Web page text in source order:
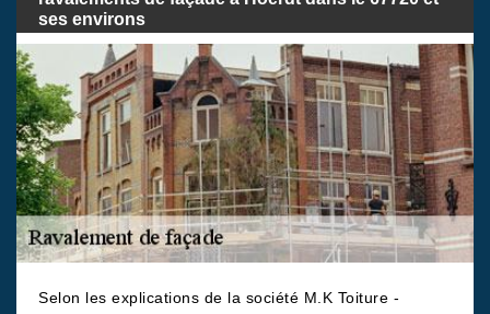
ses environs
Selon les explications de la société M.K Toiture -